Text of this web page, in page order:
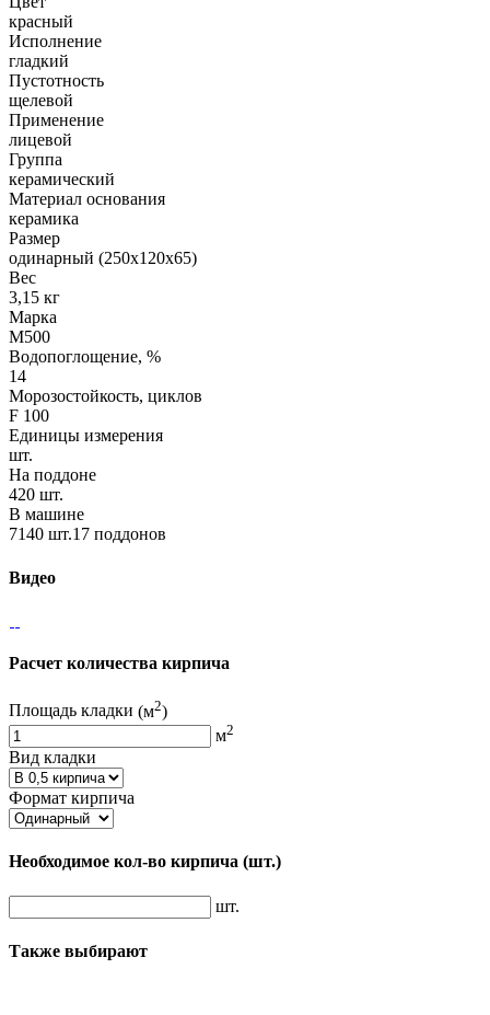
красный
Исполнение
гладкий
Пустотность
щелевой
Применение
лицевой
Группа
керамический
Материал основания
керамика
Размер
одинарный (250х120х65)
Вес
3,15 кг
Марка
М500
Водопоглощение, %
14
Морозостойкость, циклов
F 100
Единицы измерения
шт.
На поддоне
420 шт.
В машине
7140 шт.17 поддонов
Видео
Расчет количества кирпича
Площадь кладки (м2)
м2
Вид кладки
Формат кирпича
Необходимое кол-во кирпича (шт.)
шт.
Также выбирают